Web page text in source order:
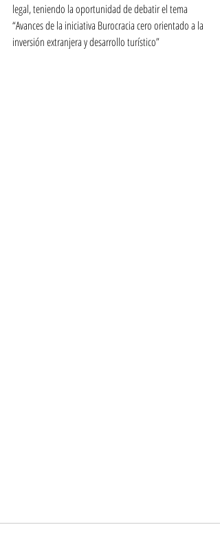
legal, teniendo la oportunidad de debatir el tema
“Avances de la iniciativa Burocracia cero orientado a la
inversión extranjera y desarrollo turístico”